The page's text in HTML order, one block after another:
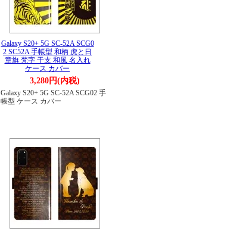
Galaxy S20+ 5G SC-52A SCG0
2 SC52A 手帳型 和柄 虎と日
章旗 梵字 干支 和風 名入れ
ケース カバー
3,280円(内税)
Galaxy S20+ 5G SC-52A SCG02 手
帳型 ケース カバー